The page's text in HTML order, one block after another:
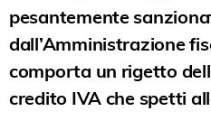
pesantemente
dall’Amministrazione
comporta un rigetto
credito IVA che spetti